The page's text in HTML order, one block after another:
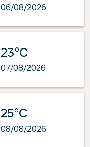
06/08/2026
23°C
07/08/2026
25°C
08/08/2026